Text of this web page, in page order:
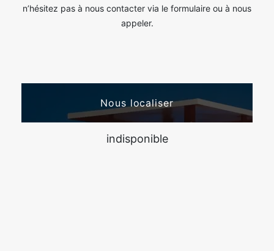
n’hésitez pas à nous contacter via le formulaire ou à nous
appeler.
Nous localiser
indisponible